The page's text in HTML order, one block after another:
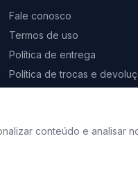
Fale conosco
Termos de uso
Política de entrega
Política de trocas e
conteúdo e analisar